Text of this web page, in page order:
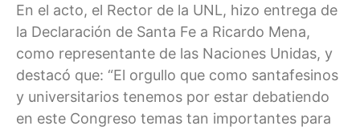
En el acto, el Rector de la UNL, hizo entrega de
la Declaración de Santa Fe a Ricardo Mena,
como representante de las Naciones Unidas, y
destacó que: “El orgullo que como santafesinos
y universitarios tenemos por estar debatiendo
en este Congreso temas tan importantes para